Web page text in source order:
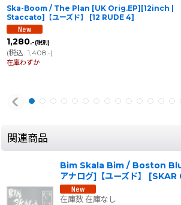
Ska-Boom / The Plan [UK Orig.EP][12inch |
Staccato]【ユーズド】
[12 RUDE 4]
1,280.-(税別)
(税込: 1,408 .-)
在庫わずか
関連商品
Bim Skala Bim / Boston
アナログ]【ユーズド】
[SKAR
在庫数 在庫なし